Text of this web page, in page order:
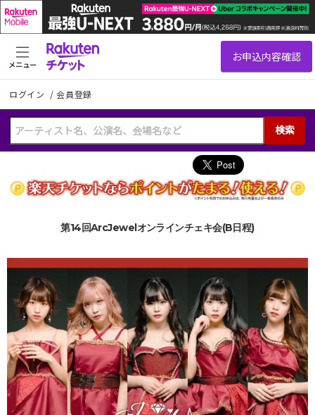
ログイン /会員登録
検索
メニュー
第14回ArcJewelオンラインチェキ会(B日程)